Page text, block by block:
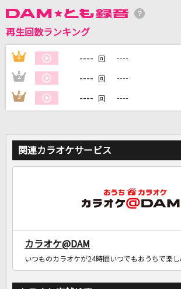
再生回数ランキング
1 ---- 回 ----
2 ---- 回 ----
3 ---- 回 ----
関連カラオケサービス
カラオケ@DAM
いつものカラオケが24時間いつでもおうちで楽し